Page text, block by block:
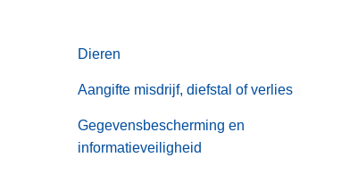
Dieren
Aangifte misdrijf, diefstal of verlies
Gegevensbescherming en
informatieveiligheid